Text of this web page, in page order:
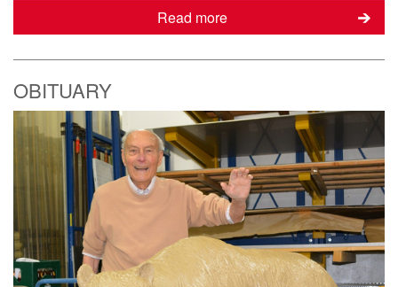
Read more
OBITUARY